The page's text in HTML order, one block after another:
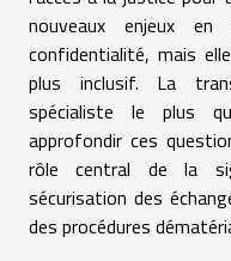
nouveaux enjeux
confidentialité, mais
plus inclusif. La
spécialiste le plus
approfondir ces
rôle central de la
sécurisation des
des procédures